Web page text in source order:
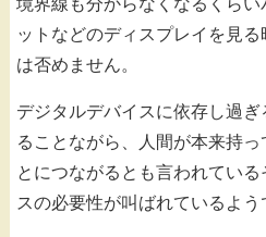
境界線も分からなくなるくら
ットなどのディスプレイを見
は否めません。
デジタルデバイスに依存し過
ることながら、人間が本来持
とにつながるとも言われてい
スの必要性が叫ばれているよう